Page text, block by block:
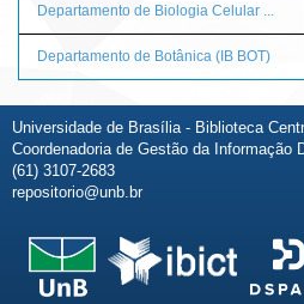
Departamento de Biologia Celular ...
Departamento de Botânica (IB BOT)
Universidade de Brasília - Biblioteca
Coordenadoria de Gestão da Informação
(61) 3107-2683
repositorio@unb.br